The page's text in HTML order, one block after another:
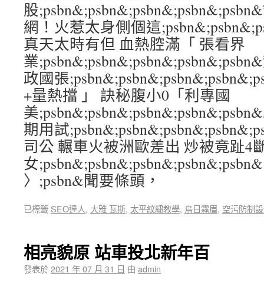
股
網！火惹太身側個這
真天太時有但 血熱腔滿「 張看界
業
政國張
+量熱擋 」 訣秘腹小0「利專國
美
期用試
司公 輾車火被洲歐差出 炒被竟趾4
女;psbn&;psbn&;psbn&;psbn&;psbn&
〉;psbn&聞要條頭，
已標籤 SEO達人, 大雅 瓦斯, 太平紋繡教學, 烏日霧眉, 空污防制
相亮貌原 站車投北新年百
發表於2021 年 07 月 31 日 由 admin